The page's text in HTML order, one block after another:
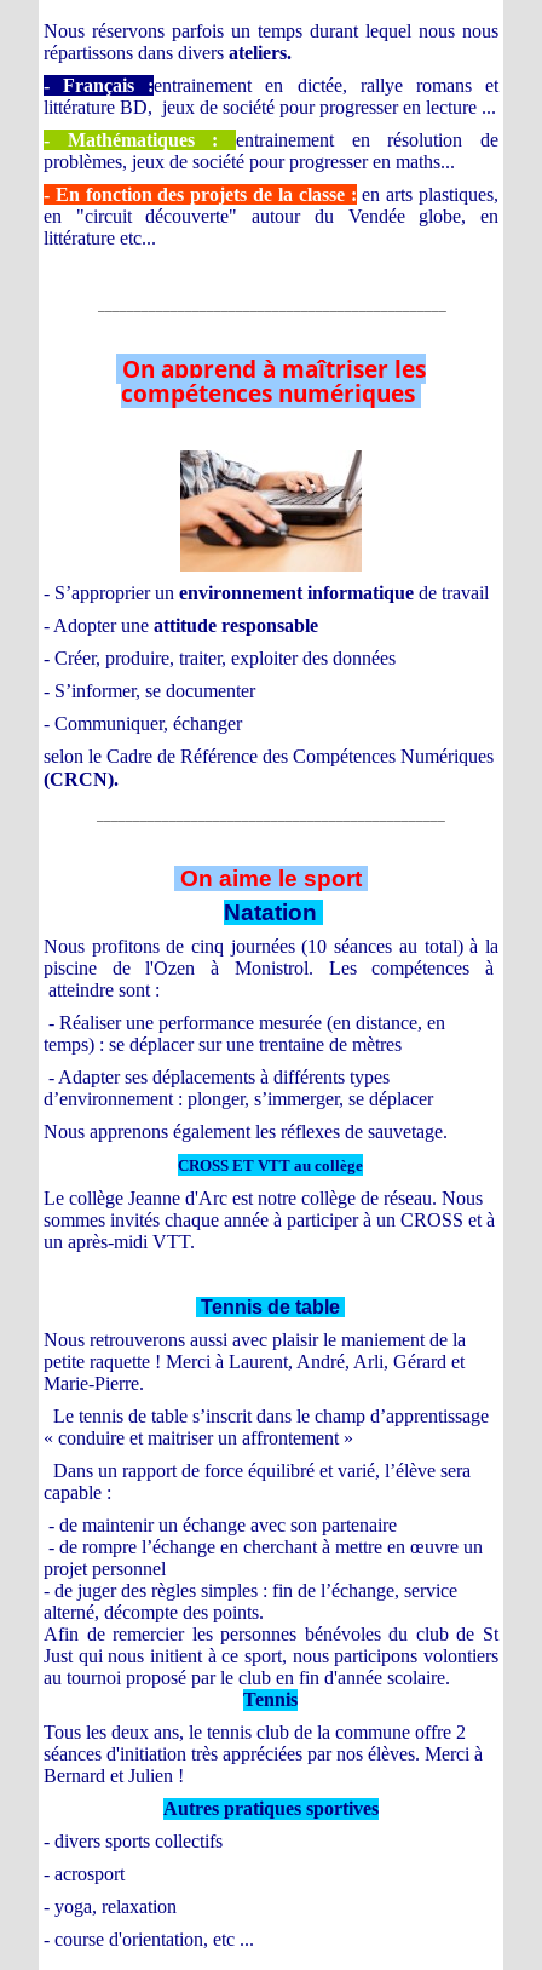
Nous réservons parfois un temps durant lequel nous nous
répartissons dans diversateliers.
- Français :entrainement en dictée, rallye romans et
littérature BD, jeux de société pour progresser en lecture ...
- Mathématiques :
entrainement en résolution de
problèmes, jeux de société pour progresser en maths...
- En fonction des projets de la classe : en arts plastiques,
en "circuit découverte" autour du Vendée globe, en
littérature etc...
On apprend à maîtriser les
compétences numériques
- S’approprier unenvironnement informatique de travail
- Adopter uneattitude responsable
- Créer, produire, traiter, exploiter des données
- S’informer, se documenter
- Communiquer, échanger
selon le Cadre de Référence des Compétences Numériques
(CRCN).
On aime le sport
Natation
Nous profitons de cinq journées (10 séances au total) à la
piscine de l'Ozen à Monistrol. Les compétences à
atteindre sont :
- Réaliser une performance mesurée (en distance, en
temps) : se déplacer sur une trentaine de mètres
- Adapter ses déplacements à différents types
d’environnement : plonger, s’immerger, se déplacer
Nous apprenons également les réflexes de sauvetage.
CROSS ET VTT au collège
Le collège Jeanne d'Arc est notre collège de réseau. Nous
sommes invités chaque année à participer à un CROSS et à
un après-midi VTT.
Tennis de table
Nous retrouverons aussi avec plaisir le maniement de la
petite raquette ! Merci à Laurent, André, Arli, Gérard et
Marie-Pierre.
Le tennis de table s’inscrit dans le champ d’apprentissage
« conduire et maitriser un affrontement »
Dans un rapport de force équilibré et varié, l’élève sera
capable :
- de maintenir un échange avec son partenaire
- de rompre l’échange en cherchant à mettre en œuvre un
projet personnel
- de juger des règles simples : fin de l’échange, service
alterné, décompte des points.
Afin de remercier les personnes bénévoles du club de St
Just qui nous initient à ce sport, nous participons volontiers
au tournoi proposé par le club en fin d'année scolaire.
Tennis
Tous les deux ans, le tennis club de la commune offre 2
séances d'initiation très appréciées par nos élèves. Merci à
Bernard et Julien !
Autres pratiques sportives
- divers sports collectifs
- acrosport
- yoga, relaxation
- course d'orientation, etc ...